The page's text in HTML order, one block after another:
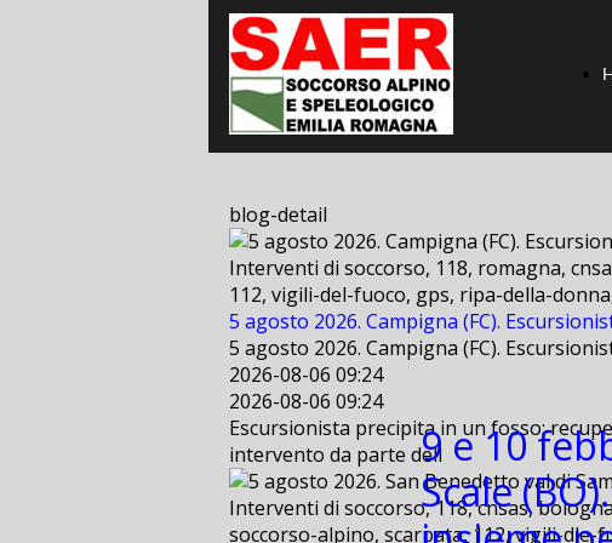
blog-detail
Interventi di soccorso, 118, romagna,
112, vigili-del-fuoco, gps, ripa-della-
5 agosto 2026. Campigna (FC).
5 agosto 2026. Campigna (FC).
2026-08-06 09:24
2026-08-06 09:24
Escursionista precipita in un fosso:
intervento da parte dell
Interventi di soccorso, 118, cnsas,
soccorso-alpino, scarpata, 112, vigili-
9 e 10
Scale